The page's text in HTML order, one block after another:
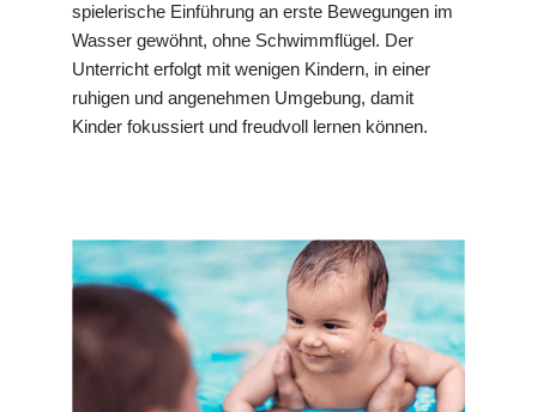
spielerische Einführung an erste Bewegungen im
Wasser gewöhnt, ohne Schwimmflügel. Der
Unterricht erfolgt mit wenigen Kindern, in einer
ruhigen und angenehmen Umgebung, damit
Kinder fokussiert und freudvoll lernen können.